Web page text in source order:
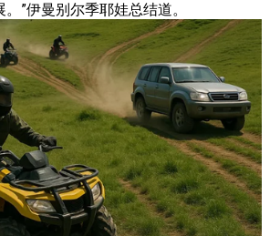
”伊曼别尔季耶娃总结道。